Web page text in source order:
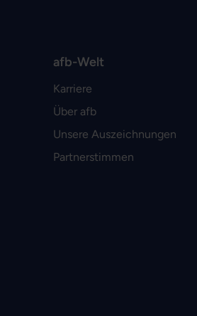
afb-Welt
Karriere
Über afb
Unsere Auszeichnungen
Partnerstimmen